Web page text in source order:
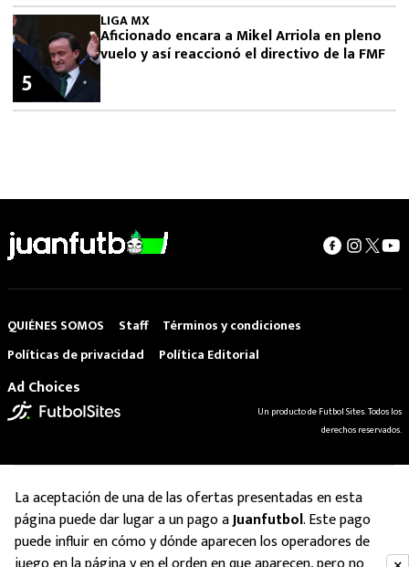
LIGA MX
Aficionado encara a Mikel Arriola en pleno
vuelo y así reaccionó el directivo de la FMF
5
QUIÉNES SOMOS Staff
Términos y condiciones
Políticas de privacidad
Política Editorial
Ad Choices
Un producto de Futbol Sites. Todos los
derechos reservados.
La aceptación de una de las ofertas presentadas en esta
página puede dar lugar a un pago aJuanfutbol. Este pago
puede influir en cómo y dónde aparecen los operadores de